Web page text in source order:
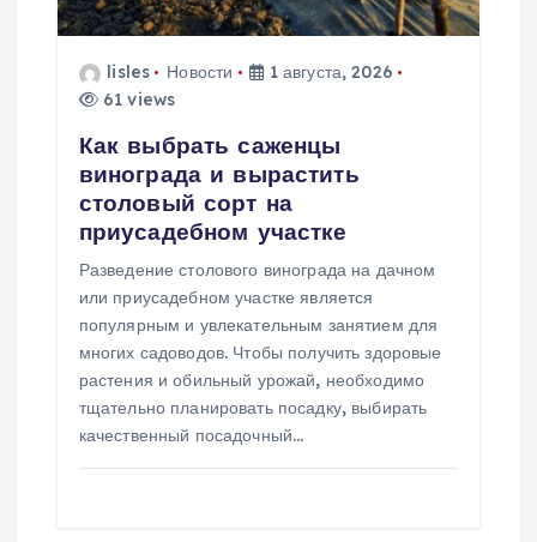
lisles Новости
1 августа, 2026
61 views
Как выбрать саженцы
винограда и вырастить
столовый сорт на
приусадебном участке
Разведение столового винограда на дачном
или приусадебном участке является
популярным и увлекательным занятием для
многих садоводов. Чтобы получить здоровые
растения и обильный урожай, необходимо
тщательно планировать посадку, выбирать
качественный посадочный…